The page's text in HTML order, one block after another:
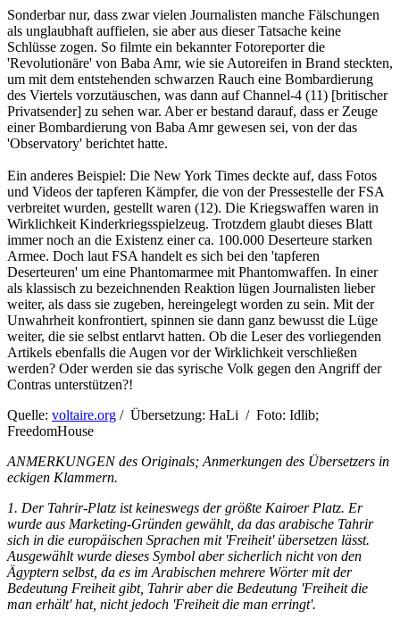
Sonderbar nur, dass zwar vielen Journalisten manche Fälschungen
als unglaubhaft auffielen, sie aber aus dieser Tatsache keine
Schlüsse zogen. So filmte ein bekannter Fotoreporter die
'Revolutionäre' von Baba Amr, wie sie Autoreifen in Brand steckten,
um mit dem entstehenden schwarzen Rauch eine Bombardierung
des Viertels vorzutäuschen, was dann auf Channel-4 (11) [britischer
Privatsender] zu sehen war. Aber er bestand darauf, dass er Zeuge
einer Bombardierung von Baba Amr gewesen sei, von der das
'Observatory' berichtet hatte.
Ein anderes Beispiel: Die New York Times deckte auf, dass Fotos
und Videos der tapferen Kämpfer, die von der Pressestelle der FSA
verbreitet wurden, gestellt waren (12). Die Kriegswaffen waren in
Wirklichkeit Kinderkriegsspielzeug. Trotzdem glaubt dieses Blatt
immer noch an die Existenz einer ca. 100.000 Deserteure starken
Armee. Doch laut FSA handelt es sich bei den 'tapferen
Deserteuren' um eine Phantomarmee mit Phantomwaffen. In einer
als klassisch zu bezeichnenden Reaktion lügen Journalisten lieber
weiter, als dass sie zugeben, hereingelegt worden zu sein. Mit der
Unwahrheit konfrontiert, spinnen sie dann ganz bewusst die Lüge
weiter, die sie selbst entlarvt hatten. Ob die Leser des vorliegenden
Artikels ebenfalls die Augen vor der Wirklichkeit verschließen
werden? Oder werden sie das syrische Volk gegen den Angriff der
Contras unterstützen?!
Quelle: voltaire.org / Übersetzung: HaLi / Foto: Idlib;
FreedomHouse
ANMERKUNGEN des Originals; Anmerkungen des Übersetzers in
eckigen Klammern.
1. Der Tahrir-Platz ist keineswegs der größte Kairoer Platz. Er
wurde aus Marketing-Gründen gewählt, da das arabische Tahrir
sich in die europäischen Sprachen mit 'Freiheit' übersetzen lässt.
Ausgewählt wurde dieses Symbol aber sicherlich nicht von den
Ägyptern selbst, da es im Arabischen mehrere Wörter mit der
Bedeutung Freiheit gibt, Tahrir aber die Bedeutung 'Freiheit die
man erhält' hat, nicht jedoch 'Freiheit die man erringt'.